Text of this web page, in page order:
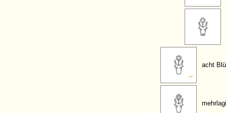
acht